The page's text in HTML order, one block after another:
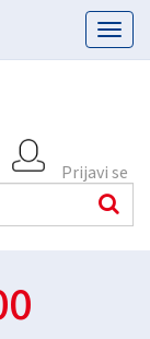
Prijavi se